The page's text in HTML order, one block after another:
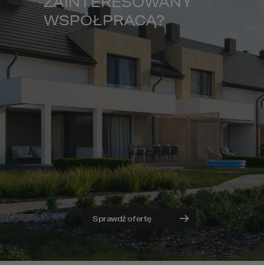
WSPÓŁPRACĄ?
Sprawdź ofertę